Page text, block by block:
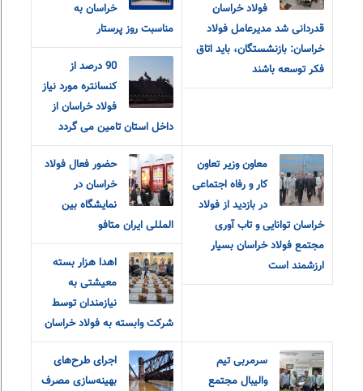
فولاد خراسان
قدردانی شد مدیرعامل فولاد
خراسان: بازنشستگان، باید اتاق
فکر توسعه باشند
خراسان به
مناسبت روز پرستار
90 درصد از
کنسانتره مورد نیاز
فولاد خراسان از
داخل استان تامین می گردد
معاون وزیر تعاون
کار و رفاه اجتماعی
در بازدید از فولاد
خراسان توانایی و تاب آوری
مجتمع فولاد خراسان بسیار
ارزشمند است
حضور فعال فولاد
خراسان در
نمایشگاه بین
المللی ایران متافو
اهدا هزار بسته
معیشتی به
نیازمندان توسط
شرکت وابسته به فولاد خراسان
سرمربی تیم
والیبال مجتمع
اجرای طرح‌های
بهینه‌سازی مصرف